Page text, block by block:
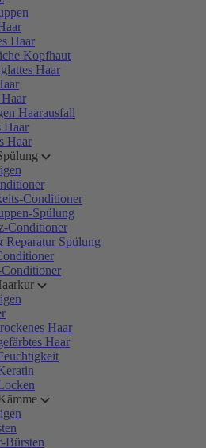
Haar
Kopfhaut
Haar
Haarausfall
Haar
Haar
Conditioner
Spülung
Conditioner
Reparatur Spülung
Haar
Haar
Bürsten